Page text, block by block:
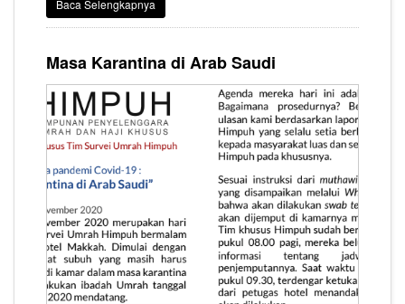
rombongan yaitu pada tanggal 25 November. Dan
alhamdulillaah tidak mengalami pergeseran waktu, yaitu
Baca Selengkapnya
Masa Karantina di Arab Saudi